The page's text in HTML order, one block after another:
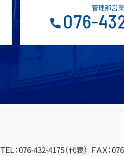
管理部営
076-
ＴＥＬ：076-432-4175（代表） ＦＡＸ：